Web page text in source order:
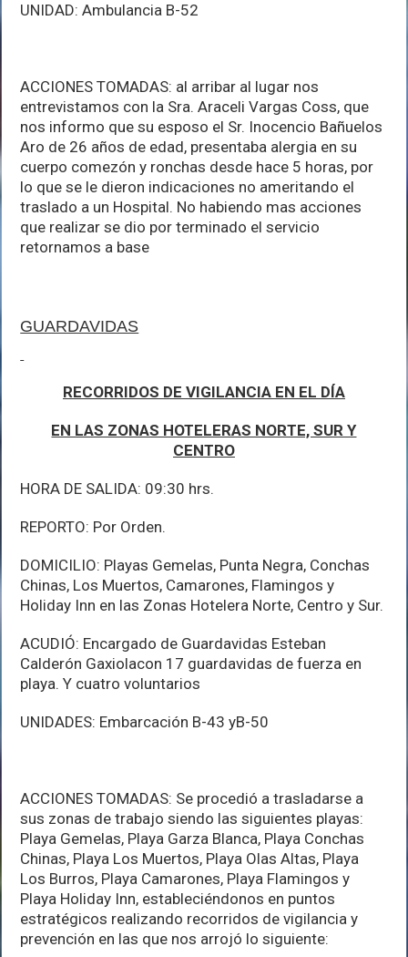
UNIDAD: Ambulancia B-52
ACCIONES TOMADAS: al arribar al lugar nos
entrevistamos con la Sra. Araceli Vargas Coss, que
nos informo que su esposo el Sr. Inocencio Bañuelos
Aro de 26 años de edad, presentaba alergia en su
cuerpo comezón y ronchas desde hace 5 horas, por
lo que se le dieron indicaciones no ameritando el
traslado a un Hospital. No habiendo mas acciones
que realizar se dio por terminado el servicio
retornamos a base
GUARDAVIDAS
RECORRIDOS DE VIGILANCIA EN EL DÍA
EN LAS ZONAS HOTELERAS NORTE, SUR Y
CENTRO
HORA DE SALIDA: 09:30 hrs.
REPORTO: Por Orden.
DOMICILIO: Playas Gemelas, Punta Negra, Conchas
Chinas, Los Muertos, Camarones, Flamingos y
Holiday Inn en las Zonas Hotelera Norte, Centro y Sur.
ACUDIÓ: Encargado de Guardavidas Esteban
Calderón Gaxiolacon 17 guardavidas de fuerza en
playa. Y cuatro voluntarios
UNIDADES: Embarcación B-43 yB-50
ACCIONES TOMADAS: Se procedió a trasladarse a
sus zonas de trabajo siendo las siguientes playas:
Playa Gemelas, Playa Garza Blanca, Playa Conchas
Chinas, Playa Los Muertos, Playa Olas Altas, Playa
Los Burros, Playa Camarones, Playa Flamingos y
Playa Holiday Inn, estableciéndonos en puntos
estratégicos realizando recorridos de vigilancia y
prevención en las que nos arrojó lo siguiente: